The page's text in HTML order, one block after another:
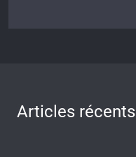
Articles récents